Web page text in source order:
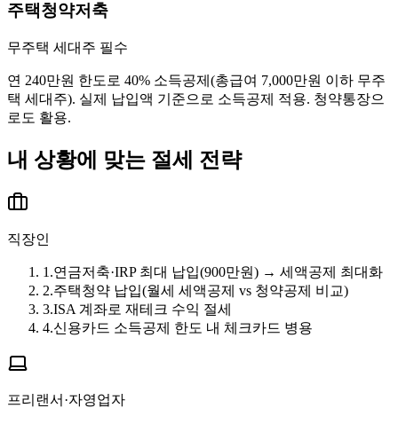
주택청약저축
무주택 세대주 필수
연 240만원 한도로 40% 소득공제(총급여 7,000만원 이하 무주
택 세대주). 실제 납입액 기준으로 소득공제 적용. 청약통장으
로도 활용.
내 상황에 맞는 절세 전략
직장인
1 .연금저축·IRP 최대 납입(900만원) → 세액공제 최대화
2.주택청약 납입(월세 세액공제 vs 청약공제 비교)
3.ISA 계좌로 재테크 수익 절세
4.신용카드 소득공제 한도 내 체크카드 병용
프리랜서·자영업자